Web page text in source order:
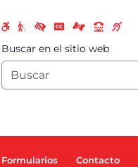
Buscar en el sitio web
Formularios Contacto